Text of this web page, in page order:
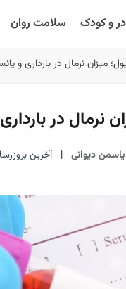
و کودک سلامت روان
میزان نرمال در بارداری و
نرمال در
دیوانی | آخرین